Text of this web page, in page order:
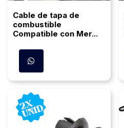
Cable de tapa de
combustible
Compatible con Mer...